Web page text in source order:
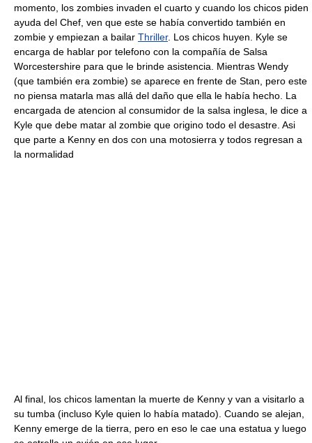
momento, los zombies invaden el cuarto y cuando los chicos piden
ayuda del Chef, ven que este se había convertido también en
zombie y empiezan a bailar Thriller. Los chicos huyen. Kyle se
encarga de hablar por telefono con la compañía de Salsa
Worcestershire para que le brinde asistencia. Mientras Wendy
(que también era zombie) se aparece en frente de Stan, pero este
no piensa matarla mas allá del daño que ella le había hecho. La
encargada de atencion al consumidor de la salsa inglesa, le dice a
Kyle que debe matar al zombie que origino todo el desastre. Asi
que parte a Kenny en dos con una motosierra y todos regresan a
la normalidad
Al final, los chicos lamentan la muerte de Kenny y van a visitarlo a
su tumba (incluso Kyle quien lo había matado). Cuando se alejan,
Kenny emerge de la tierra, pero en eso le cae una estatua y luego